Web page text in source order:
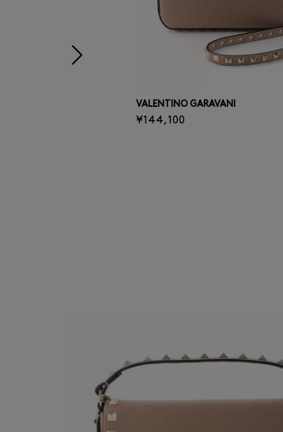
VALENTINO GARAVANI
¥144,100